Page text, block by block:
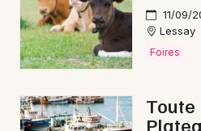
Newsletter des sorties
Artistes en tournée
11/09/
Lessay
Foires
Toute